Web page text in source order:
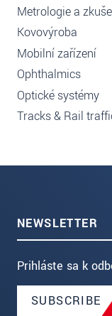
Metrologie a
Kovovýroba
Mobilní zařízení
Ophthalmics
Optické systémy
Tracks & Rail
NEWSLETTER
Prihláste sa k
SUBSCRIBE